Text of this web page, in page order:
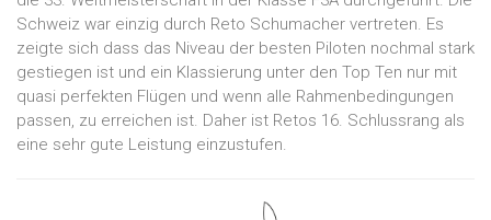
Schweiz war einzig durch Reto Schumacher vertreten. Es
zeigte sich dass das Niveau der besten Piloten nochmal stark
gestiegen ist und ein Klassierung unter den Top Ten nur mit
quasi perfekten Flügen und wenn alle Rahmenbedingungen
passen, zu erreichen ist. Daher ist Retos 16. Schlussrang als
eine sehr gute Leistung einzustufen.